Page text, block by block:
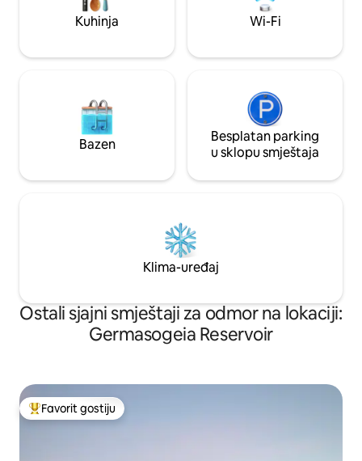
Kuhinja Wi-Fi
Bazen
Besplatan parking
u sklopu smještaja
Klima-uređaj
Ostali sjajni smještaji za odmor na lokaciji:
Germasogeia Reservoir
Glavni favorit gostiju
Favorit gostiju